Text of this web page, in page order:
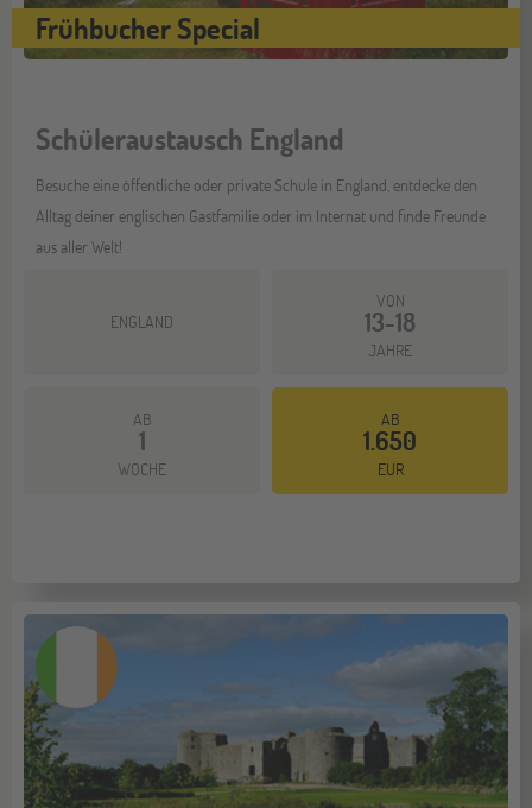
Frühbucher Special
Schüleraustausch England
Besuche eine öffentliche oder private Schule in England, entdecke den
Alltag deiner englischen Gastfamilie oder im Internat und finde Freunde
aus aller Welt!
ENGLAND
VON
13-18
JAHRE
AB
1
WOCHE
AB
1.650
EUR